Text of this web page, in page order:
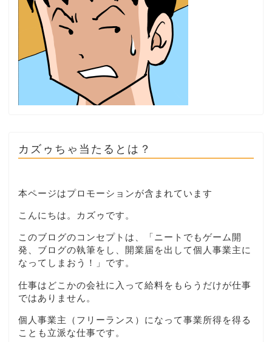
カズゥちゃ当たるとは？
本ページはプロモーションが含まれています
こんにちは。カズゥです。
このブログのコンセプトは、「ニートでもゲーム開
発、ブログの執筆をし、開業届を出して個人事業主に
なってしまおう！」です。
仕事はどこかの会社に入って給料をもらうだけが仕事
ではありません。
個人事業主（フリーランス）になって事業所得を得る
ことも立派な仕事です。